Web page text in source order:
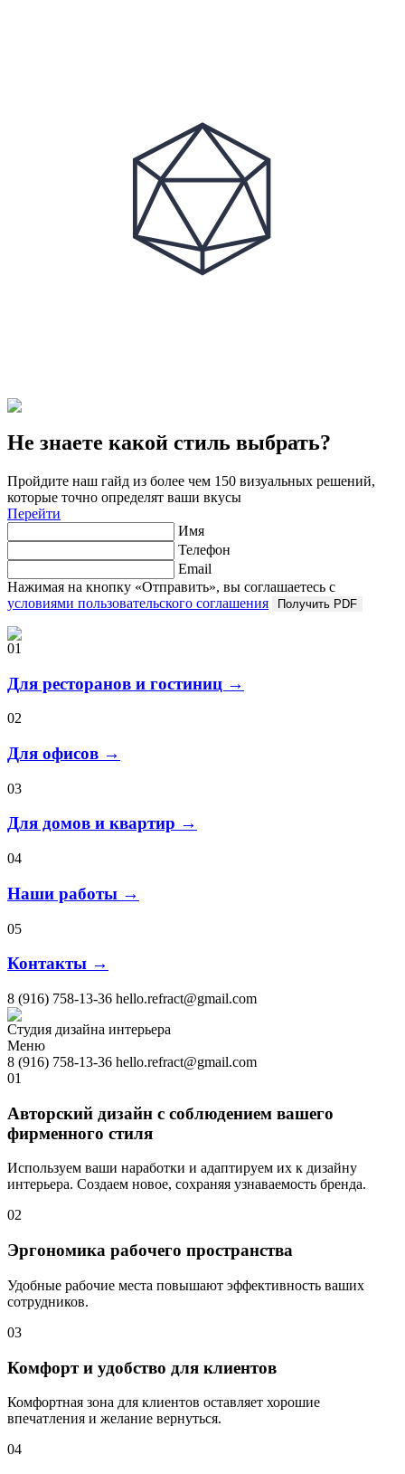
Не знаете какой стиль выбрать?
Пройдите наш гайд из более чем 150 визуальных решений,
которые точно определят ваши вкусы
Перейти
Имя
Телефон
Email
Нажимая на кнопку «Отправить», вы соглашаетесь с
условиями пользовательского соглашения
Получить PDF
01
Для ресторанов и гостиниц →
02
Для офисов →
03
Для домов и квартир →
04
Наши работы →
05
Контакты →
8 (916) 758-13-36 hello.refract@gmail.com
Студия дизайна интерьера
Меню
8 (916) 758-13-36 hello.refract@gmail.com
01
Авторский дизайн с соблюдением вашего
фирменного стиля
Используем ваши наработки и адаптируем их к дизайну
интерьера. Создаем новое, сохраняя узнаваемость бренда.
02
Эргономика рабочего пространства
Удобные рабочие места повышают эффективность ваших
сотрудников.
03
Комфорт и удобство для клиентов
Комфортная зона для клиентов оставляет хорошие
впечатления и желание вернуться.
04